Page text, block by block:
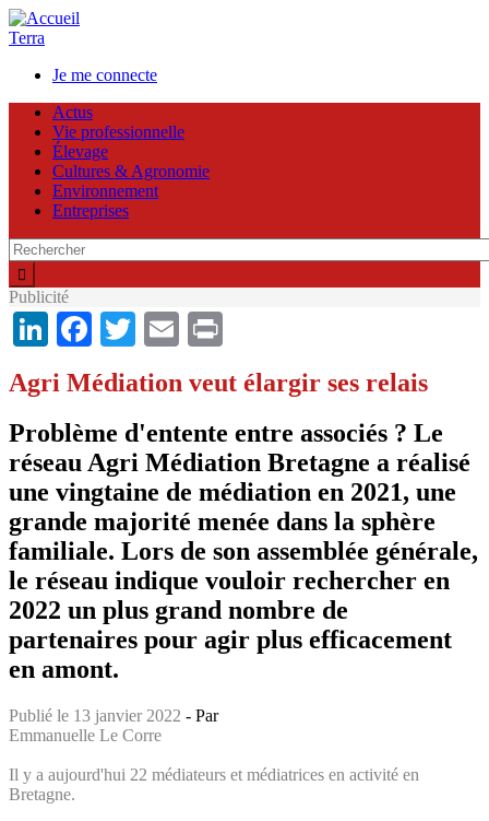
Aller
au
principal
Terra
User
account
menu
Je me connecte
Actus
Vie professionnelle
Élevage
Cultures & Agronomie
Environnement
Entreprises
Publicité
LinkedIn
Facebook
Twitter
Email
Agri Médiation veut élargir ses relais
Problème d'entente entre associés ? Le
réseau Agri Médiation Bretagne a réalisé
une vingtaine de médiation en 2021, une
grande majorité menée dans la sphère
familiale. Lors de son assemblée générale,
le réseau indique vouloir rechercher en
2022 un plus grand nombre de
partenaires pour agir plus efficacement
en amont.
Publié le 13 janvier 2022 - Par
Emmanuelle Le Corre
Il y a aujourd'hui 22 médiateurs et médiatrices en activité en
Bretagne.